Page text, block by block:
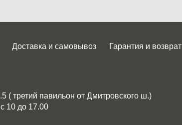
Доставка и самовывоз Гарантия и возврат
( третий павильон от Дмитровского ш.)
10 до 17.00